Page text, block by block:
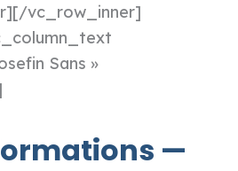
vc_row_inner]
Sans »
—